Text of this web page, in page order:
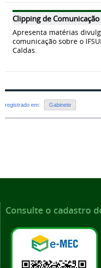
Clipping de Comunicação
Apresenta matérias
comunicação sobre o
Caldas.
registrado em: Gabinete
Consulte o cadastro